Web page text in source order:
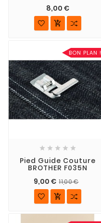
8,00 €

BON PLAN !
    
Pied Guide Couture
BROTHER F035N
9,00 € 11,00 €
